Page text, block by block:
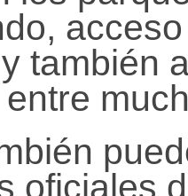
también
oficiales